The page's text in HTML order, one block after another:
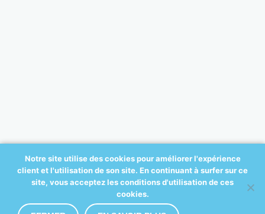
© 2017 All-ortho.be - créé par:
Notre site utilise des cookies pour améliorer l'expérience
client et l'utilisation de son site. En continuant à surfer sur ce
site, vous acceptez les conditions d'utilisation de ces
cookies.